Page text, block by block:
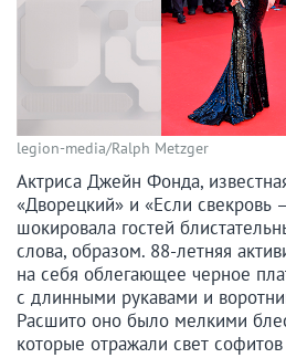
legion-media/Ralph Metzger
Актриса Джейн Фонда,
«Дворецкий» и «Если свекровь
шокировала гостей
слова, образом. 88-летняя
на себя облегающее черное
с длинными рукавами и
Расшито оно было мелкими
которые отражали свет